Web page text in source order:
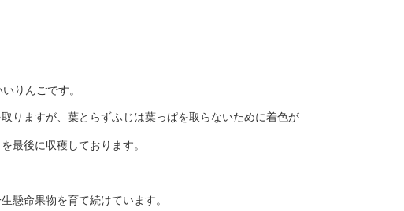
りんごです。
りますが、葉とらずふじは葉っぱを取らないために着色が
最後に収穫しております。
懸命果物を育て続けています。